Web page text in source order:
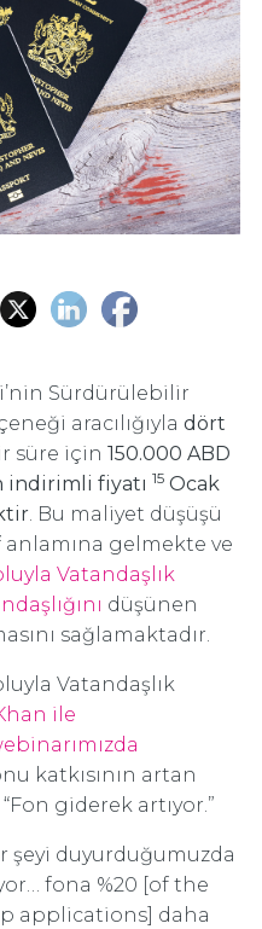
Sürdürülebilir
aracılığıyla dört
süre için 150.000 ABD
indirimli fiyatı 15 Ocak
. Bu maliyet düşüşü
anlamına gelmekte ve
Vatandaşlık
düşünen
sağlamaktadır.
Vatandaşlık
ile
katkısının artan
giderek artıyor.”
şeyi duyurduğumuzda
fona %20 [of the
applications] daha